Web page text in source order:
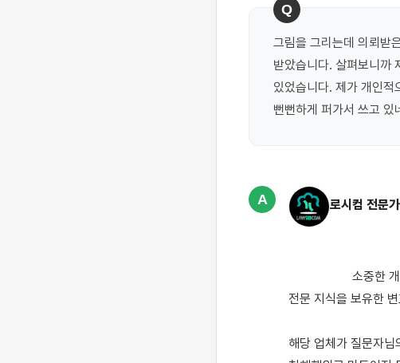
Q
그림을 그리는데 의뢰받
받았습니다. 살펴보니까
있었습니다. 제가 개인적
뻔뻔하게 퍼가서 쓰고 있
A 로시컴 전문가
전문 지식을 보유한
해당 업체가 질문자